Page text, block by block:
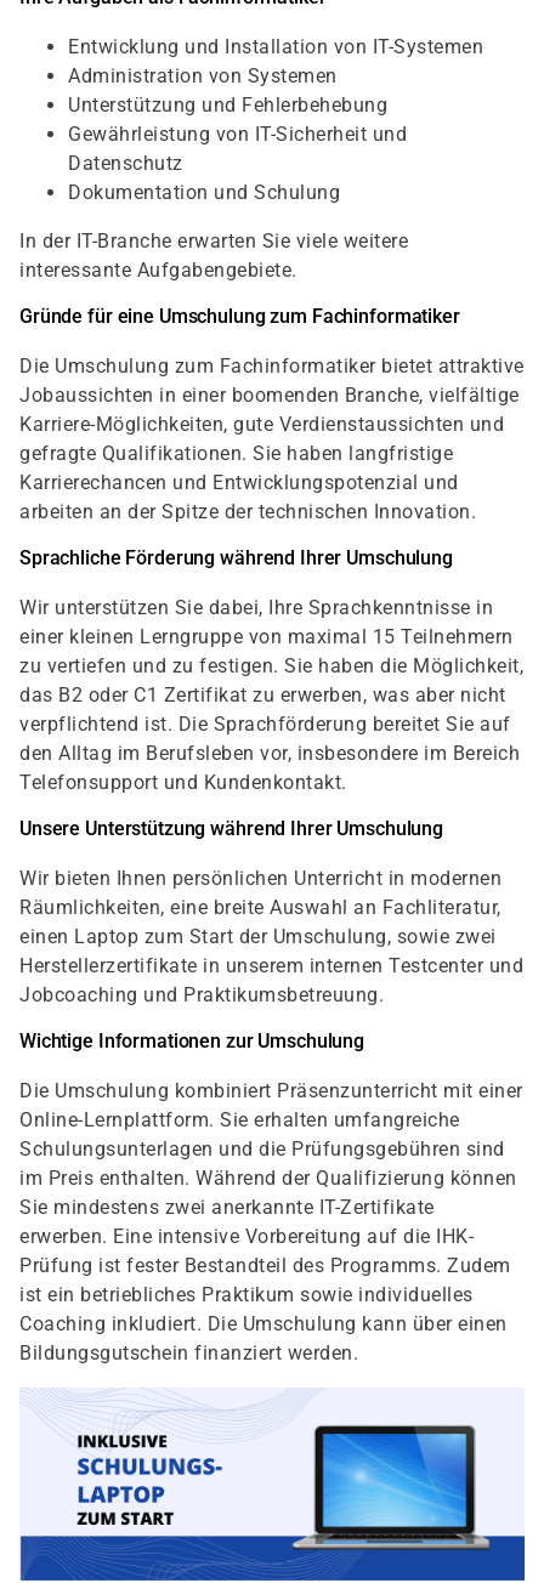
Entwicklung und Installation von IT-Systemen
Administration von Systemen
Unterstützung und Fehlerbehebung
Gewährleistung von IT-Sicherheit und
Datenschutz
Dokumentation und Schulung
In der IT-Branche erwarten Sie viele weitere
interessante Aufgabengebiete.
Gründe für eine Umschulung zum Fachinformatiker
Die Umschulung zum Fachinformatiker bietet attraktive
Jobaussichten in einer boomenden Branche, vielfältige
Karriere-Möglichkeiten, gute Verdienstaussichten und
gefragte Qualifikationen. Sie haben langfristige
Karrierechancen und Entwicklungspotenzial und
arbeiten an der Spitze der technischen Innovation.
Sprachliche Förderung während Ihrer Umschulung
Wir unterstützen Sie dabei, Ihre Sprachkenntnisse in
einer kleinen Lerngruppe von maximal 15 Teilnehmern
zu vertiefen und zu festigen. Sie haben die Möglichkeit,
das B2 oder C1 Zertifikat zu erwerben, was aber nicht
verpflichtend ist. Die Sprachförderung bereitet Sie auf
den Alltag im Berufsleben vor, insbesondere im Bereich
Telefonsupport und Kundenkontakt.
Unsere Unterstützung während Ihrer Umschulung
Wir bieten Ihnen persönlichen Unterricht in modernen
Räumlichkeiten, eine breite Auswahl an Fachliteratur,
einen Laptop zum Start der Umschulung, sowie zwei
Herstellerzertifikate in unserem internen Testcenter und
Jobcoaching und Praktikumsbetreuung.
Wichtige Informationen zur Umschulung
Die Umschulung kombiniert Präsenzunterricht mit einer
Online-Lernplattform. Sie erhalten umfangreiche
Schulungsunterlagen und die Prüfungsgebühren sind
im Preis enthalten. Während der Qualifizierung können
Sie mindestens zwei anerkannte IT-Zertifikate
erwerben. Eine intensive Vorbereitung auf die IHK-
Prüfung ist fester Bestandteil des Programms. Zudem
ist ein betriebliches Praktikum sowie individuelles
Coaching inkludiert. Die Umschulung kann über einen
Bildungsgutschein finanziert werden.